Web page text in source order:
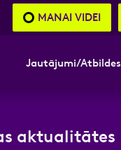
MANAI VIDEI
Jautājumi/Atbildes
aktualitātes